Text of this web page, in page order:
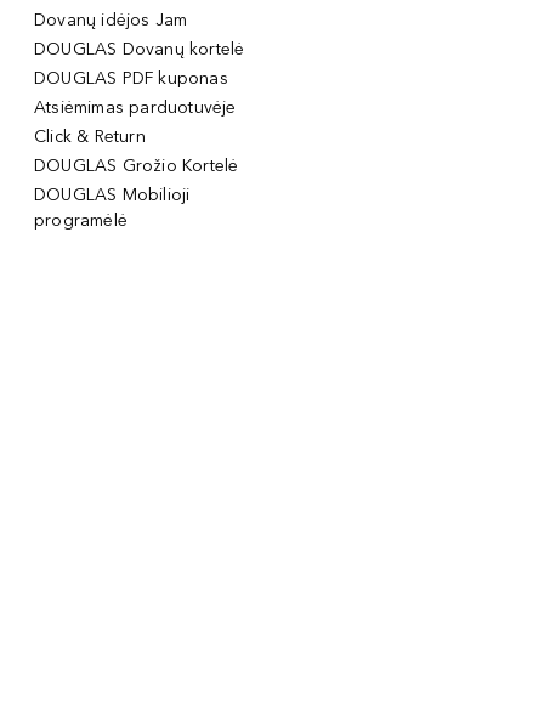
Dovanų idėjos Jam
DOUGLAS Dovanų kortelė
DOUGLAS PDF kuponas
Atsiėmimas parduotuvėje
Click & Return
DOUGLAS Grožio Kortelė
DOUGLAS Mobilioji
programėlė